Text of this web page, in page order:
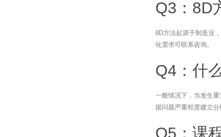
Q3：8D
8D方法起源于制造业
化需求可联系咨询。
Q4：什
一般情况下，当发生
据问题严重程度建立
Q5：课